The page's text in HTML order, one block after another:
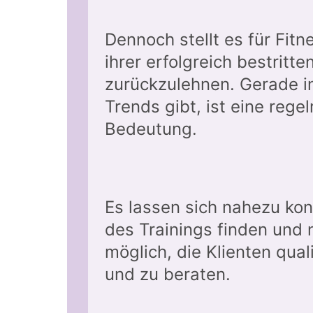
Dennoch stellt es für
ihrer erfolgreich
zurückzulehnen. Gerade
Trends gibt, ist eine
Bedeutung.
Es lassen sich nahezu
des Trainings finden und
möglich, die Klienten
und zu beraten.